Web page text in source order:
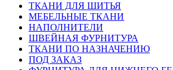
ТКАНИ ДЛЯ ШИТЬЯ
МЕБЕЛЬНЫЕ ТКАНИ
НАПОЛНИТЕЛИ
ШВЕЙНАЯ ФУРНИТУРА
ТКАНИ ПО НАЗНАЧЕНИЮ
ПОД ЗАКАЗ